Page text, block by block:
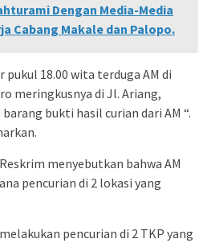
Dengan Media-Media
Cabang Makale dan Palopo.
pukul 18.00 wita terduga AM di
meringkusnya di Jl. Ariang,
bukti hasil curian dari AM “.
menyebutkan bahwa AM
pencurian di 2 lokasi yang
pencurian di 2 TKP yang